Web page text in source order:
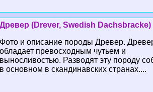
Древер (Drever, Swedish Dachsbracke)
Фото и описание породы Древер.
обладает превосходным чутьем и
выносливостью. Разводят эту породу
в основном в скандинавских странах....